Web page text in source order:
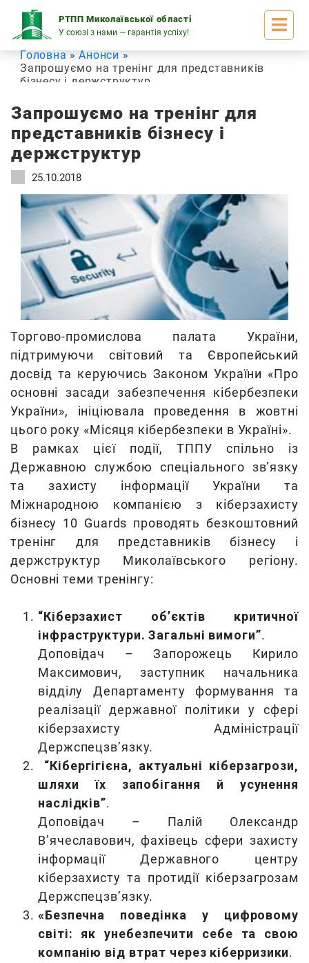
РТПП Миколаївської області
У союзі з нами — гарантія успіху!
content
Головна
Анонси
Запрошуємо на тренінг для представників
бізнесу і держструктур
Запрошуємо на тренінг для
представників бізнесу і
держструктур
25.10.2018
Торгово-промислова палата України,
підтримуючи світовий та Європейський
досвід та керуючись Законом України «Про
основні засади забезпечення кібербезпеки
України», ініціювала проведення в жовтні
цього року «Місяця кібербезпеки в Україні».
В рамках цієї події, ТППУ спільно із
Державною службою спеціального зв’язку
та захисту інформації України та
Міжнародною компанією з кіберзахисту
бізнесу 10 Guards проводять безкоштовний
тренінг для представників бізнесу і
держструктур Миколаївського регіону.
Основні теми тренінгу:
“Кіберзахист об’єктів критичної
інфраструктури. Загальні вимоги”.
Доповідач – Запорожець Кирило
Максимович, заступник начальника
відділу Департаменту формування та
реалізації державної політики у сфері
кіберзахисту Адміністрації
Держспецзв’язку.
“Кібергігієна, актуальні кіберзагрози,
шляхи їх запобігання й усунення
наслідків”.
Доповідач – Палій Олександр
В’ячеславович, фахівець сфери захисту
інформації Державного центру
кіберзахисту та протидії кіберзагрозам
Держспецзв’язку.
«Безпечна поведінка у цифровому
світі: як унебезпечити себе та свою
компанію від втрат через кіберризики.